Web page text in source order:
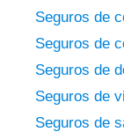
Seguros de
Seguros de
Seguros de
Seguros de
Seguros de